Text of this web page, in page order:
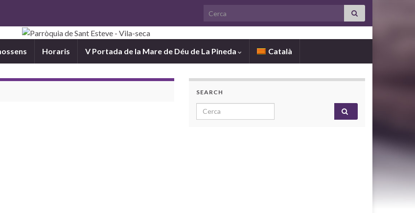
Search for:
Horaris V Portada de la Mare de Déu de La Pineda Català
SEARCH
Search for: